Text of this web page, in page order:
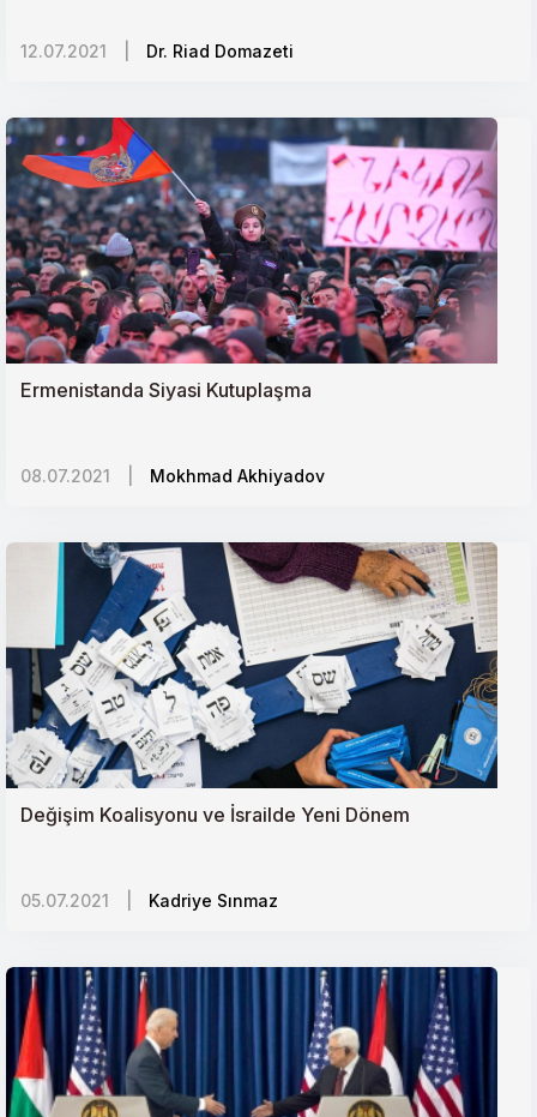
Küresel Sağlık Sistemi ve Adaletsizlik
Tacikistanda Çin Nüfuzu
Azerbaycan-Ermenistan Çatışması ve Güney
Kafkasyada Jeopolitik Dengeler
Sudanı İsrail Eksenine Yakınlaştırma Çabaları
hazırlanıyor?
İnsan Ticareti Bağlamında Pedofili
Yoksullukla mücadelede mikrofinans etkili bir araç
olabilir mi?
Suriye İçin Uluslararası Fon İhtiyacı ve Küresel
Çekişme
‘Rus Dünyası Doktrini ve Dış Politikaya Yansımaları
Türkiye-İsrail Ekonomik İlişkileri (2010-2020)
Türkiye-BAE İlişkilerinde Yol Ayrımı
Sudanda Seküler Geçiş ve Kutuplaşan Toplum
12.07.2021 Dr. Riad Domazeti
Ermenistanda Siyasi Kutuplaşma
08.07.2021 Mokhmad Akhiyadov
Değişim Koalisyonu ve İsrailde Yeni Dönem
05.07.2021 Kadriye Sınmaz